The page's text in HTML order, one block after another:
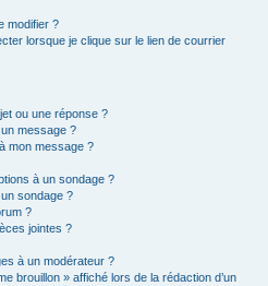
modifier ?
lorsque je clique sur le lien de courrier
ou une réponse ?
message ?
mon message ?
à un sondage ?
sondage ?
?
jointes ?
à un modérateur ?
brouillon » affiché lors de la rédaction d’un